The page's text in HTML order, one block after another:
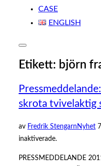
CASE
ENGLISH
Slå
sidopanel
Etikett: björn
skrota tvivelaktig
av Fredrik Stengarn Nyhet
inaktiverade.
PRESSMEDDELANDE